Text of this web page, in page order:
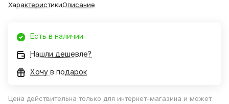
ХарактеристикиОписание
Есть в наличии
Нашли дешевле?
Хочу в подарок
Цена действительна только для интернет-магазина и может